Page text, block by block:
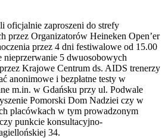
oficjalnie zaproszeni do strefy
przez Organizatorów Heineken Open’er
przez 4 dni festiwalowe od 15.00
nieprzerwanie 5 dwuosobowych
Krajowe Centrum ds. AIDS trenerzy
anonimowe i bezpłatne testy w
m.in. w Gdańsku przy ul. Podwale
Pomorski Dom Nadziei czy w
placówkach w tym prowadzonym
punkcie konsultacyjno-
34.